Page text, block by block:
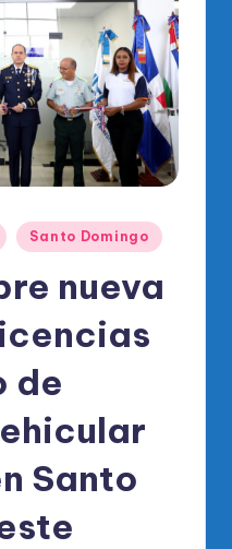
Santo Domingo
nueva
de
Santo